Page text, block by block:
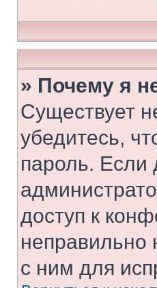
» Почему я
Существует
убедитесь,
пароль. Если
доступ к
неправильно
с ним для